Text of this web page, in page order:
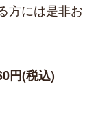
方には是非お
円(税込)